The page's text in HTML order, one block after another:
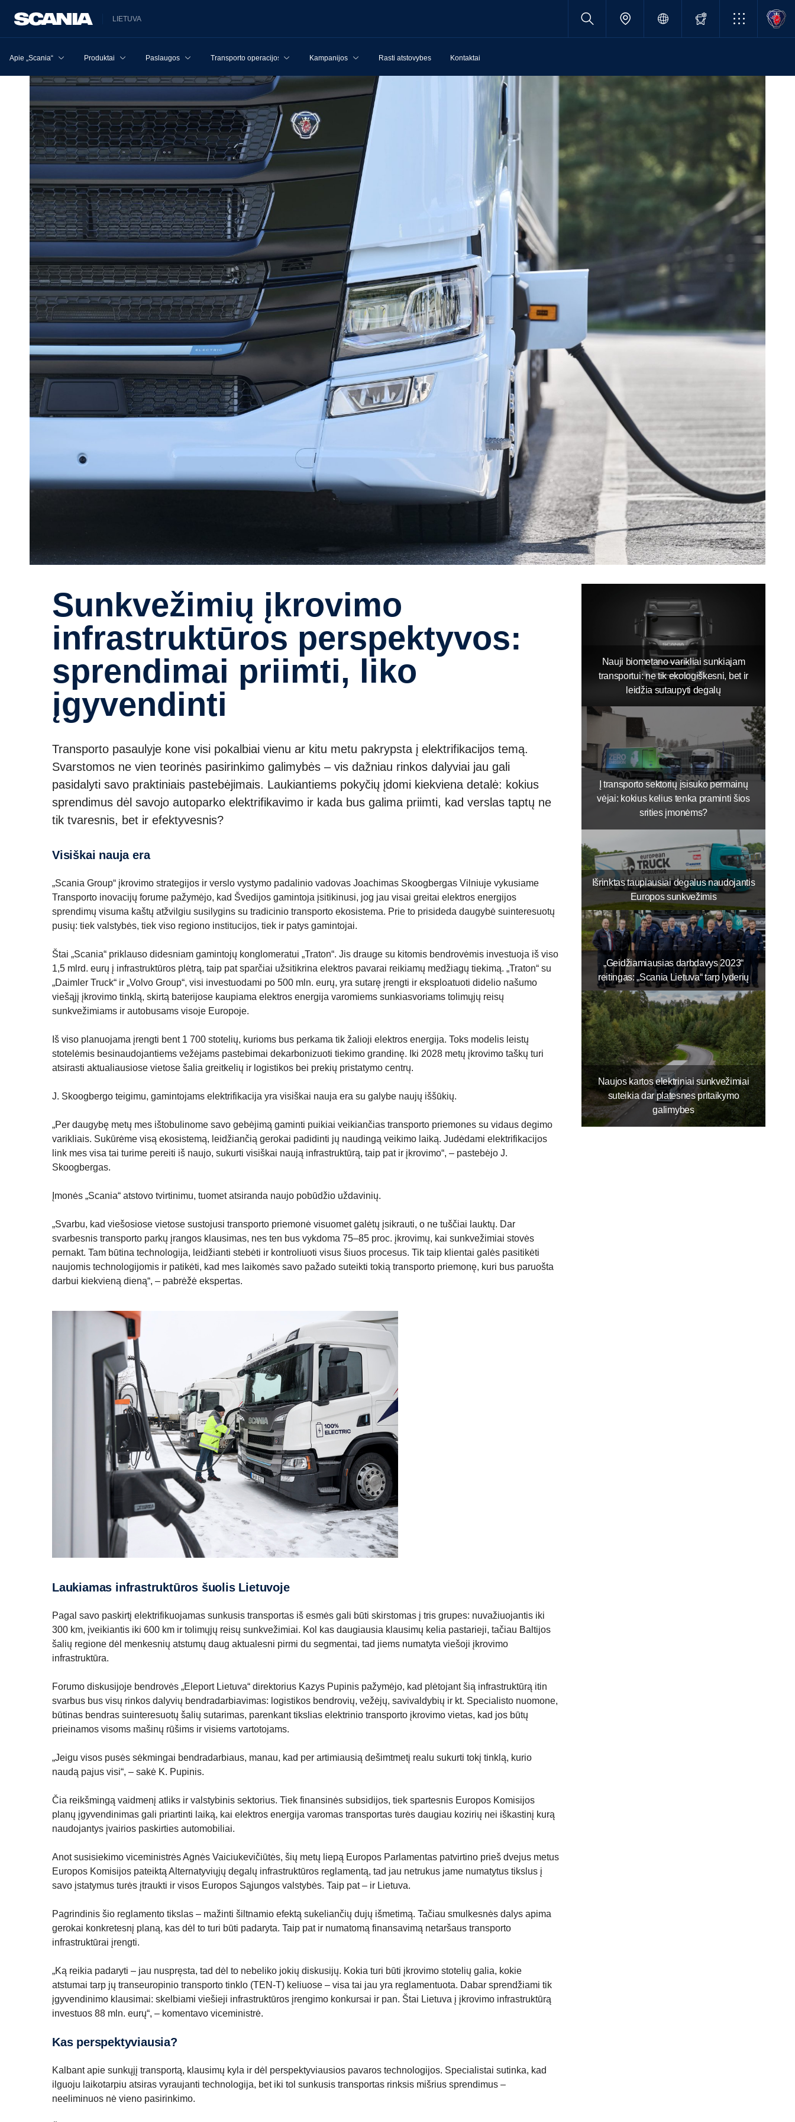
LIETUVA
Apie „Scania“ Produktai Paslaugos Transporto operacijos Kampanijos Rasti atstovybes Kontaktai
Sunkvežimių įkrovimo
infrastruktūros perspektyvos:
sprendimai priimti, liko
įgyvendinti
Transporto pasaulyje kone visi pokalbiai vienu ar kitu metu pakrypsta į elektrifikacijos temą.
Svarstomos ne vien teorinės pasirinkimo galimybės – vis dažniau rinkos dalyviai jau gali
pasidalyti savo praktiniais pastebėjimais. Laukiantiems pokyčių įdomi kiekviena detalė: kokius
sprendimus dėl savojo autoparko elektrifikavimo ir kada bus galima priimti, kad verslas taptų ne
tik tvaresnis, bet ir efektyvesnis?
Visiškai nauja era
„Scania Group“ įkrovimo strategijos ir verslo vystymo padalinio vadovas Joachimas Skoogbergas Vilniuje vykusiame
Transporto inovacijų forume pažymėjo, kad Švedijos gamintoja įsitikinusi, jog jau visai greitai elektros energijos
sprendimų visuma kaštų atžvilgiu susilygins su tradicinio transporto ekosistema. Prie to prisideda daugybė suinteresuotų
pusių: tiek valstybės, tiek viso regiono institucijos, tiek ir patys gamintojai.
Štai „Scania“ priklauso didesniam gamintojų konglomeratui „Traton“. Jis drauge su kitomis bendrovėmis investuoja iš viso
1,5 mlrd. eurų į infrastruktūros plėtrą, taip pat sparčiai užsitikrina elektros pavarai reikiamų medžiagų tiekimą. „Traton“ su
„Daimler Truck“ ir „Volvo Group“, visi investuodami po 500 mln. eurų, yra sutarę įrengti ir eksploatuoti didelio našumo
viešąjį įkrovimo tinklą, skirtą baterijose kaupiama elektros energija varomiems sunkiasvoriams tolimųjų reisų
sunkvežimiams ir autobusams visoje Europoje.
Iš viso planuojama įrengti bent 1 700 stotelių, kurioms bus perkama tik žalioji elektros energija. Toks modelis leistų
stotelėmis besinaudojantiems vežėjams pastebimai dekarbonizuoti tiekimo grandinę. Iki 2028 metų įkrovimo taškų turi
atsirasti aktualiausiose vietose šalia greitkelių ir logistikos bei prekių pristatymo centrų.
J. Skoogbergo teigimu, gamintojams elektrifikacija yra visiškai nauja era su galybe naujų iššūkių.
„Per daugybę metų mes ištobulinome savo gebėjimą gaminti puikiai veikiančias transporto priemones su vidaus degimo
varikliais. Sukūrėme visą ekosistemą, leidžiančią gerokai padidinti jų naudingą veikimo laiką. Judėdami elektrifikacijos
link mes visa tai turime pereiti iš naujo, sukurti visiškai naują infrastruktūrą, taip pat ir įkrovimo“, – pastebėjo J.
Skoogbergas.
Įmonės „Scania“ atstovo tvirtinimu, tuomet atsiranda naujo pobūdžio uždavinių.
„Svarbu, kad viešosiose vietose sustojusi transporto priemonė visuomet galėtų įsikrauti, o ne tuščiai lauktų. Dar
svarbesnis transporto parkų įrangos klausimas, nes ten bus vykdoma 75–85 proc. įkrovimų, kai sunkvežimiai stovės
pernakt. Tam būtina technologija, leidžianti stebėti ir kontroliuoti visus šiuos procesus. Tik taip klientai galės pasitikėti
naujomis technologijomis ir patikėti, kad mes laikomės savo pažado suteikti tokią transporto priemonę, kuri bus paruošta
darbui kiekvieną dieną“, – pabrėžė ekspertas.
Laukiamas infrastruktūros šuolis Lietuvoje
Pagal savo paskirtį elektrifikuojamas sunkusis transportas iš esmės gali būti skirstomas į tris grupes: nuvažiuojantis iki
300 km, įveikiantis iki 600 km ir tolimųjų reisų sunkvežimiai. Kol kas daugiausia klausimų kelia pastarieji, tačiau Baltijos
šalių regione dėl menkesnių atstumų daug aktualesni pirmi du segmentai, tad jiems numatyta viešoji įkrovimo
infrastruktūra.
Forumo diskusijoje bendrovės „Eleport Lietuva“ direktorius Kazys Pupinis pažymėjo, kad plėtojant šią infrastruktūrą itin
svarbus bus visų rinkos dalyvių bendradarbiavimas: logistikos bendrovių, vežėjų, savivaldybių ir kt. Specialisto nuomone,
būtinas bendras suinteresuotų šalių sutarimas, parenkant tikslias elektrinio transporto įkrovimo vietas, kad jos būtų
prieinamos visoms mašinų rūšims ir visiems vartotojams.
„Jeigu visos pusės sėkmingai bendradarbiaus, manau, kad per artimiausią dešimtmetį realu sukurti tokį tinklą, kurio
naudą pajus visi“, – sakė K. Pupinis.
Čia reikšmingą vaidmenį atliks ir valstybinis sektorius. Tiek finansinės subsidijos, tiek spartesnis Europos Komisijos
planų įgyvendinimas gali priartinti laiką, kai elektros energija varomas transportas turės daugiau kozirių nei iškastinį kurą
naudojantys įvairios paskirties automobiliai.
Anot susisiekimo viceministrės Agnės Vaiciukevičiūtės, šių metų liepą Europos Parlamentas patvirtino prieš dvejus metus
Europos Komisijos pateiktą Alternatyviųjų degalų infrastruktūros reglamentą, tad jau netrukus jame numatytus tikslus į
savo įstatymus turės įtraukti ir visos Europos Sąjungos valstybės. Taip pat – ir Lietuva.
Pagrindinis šio reglamento tikslas – mažinti šiltnamio efektą sukeliančių dujų išmetimą. Tačiau smulkesnės dalys apima
gerokai konkretesnį planą, kas dėl to turi būti padaryta. Taip pat ir numatomą finansavimą netaršaus transporto
infrastruktūrai įrengti.
„Ką reikia padaryti – jau nuspręsta, tad dėl to nebeliko jokių diskusijų. Kokia turi būti įkrovimo stotelių galia, kokie
atstumai tarp jų transeuropinio transporto tinklo (TEN-T) keliuose – visa tai jau yra reglamentuota. Dabar sprendžiami tik
įgyvendinimo klausimai: skelbiami viešieji infrastruktūros įrengimo konkursai ir pan. Štai Lietuva į įkrovimo infrastruktūrą
investuos 88 mln. eurų“, – komentavo viceministrė.
Kas perspektyviausia?
Kalbant apie sunkųjį transportą, klausimų kyla ir dėl perspektyviausios pavaros technologijos. Specialistai sutinka, kad
ilguoju laikotarpiu atsiras vyraujanti technologija, bet iki tol sunkusis transportas rinksis mišrius sprendimus –
neeliminuos nė vieno pasirinkimo.
Nauji biometano varikliai sunkiajam
transportui: ne tik ekologiškesni, bet ir
leidžia sutaupyti degalų
Į transporto sektorių įsisuko permainų
vėjai: kokius kelius tenka praminti šios
srities įmonėms?
Išrinktas taupiausiai degalus naudojantis
Europos sunkvežimis
„Geidžiamiausias darbdavys 2023“
reitingas: „Scania Lietuva“ tarp lyderių
Naujos kartos elektriniai sunkvežimiai
suteikia dar platesnes pritaikymo
galimybes